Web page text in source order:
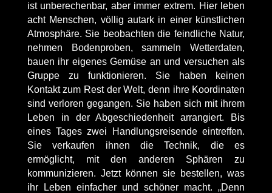
ist unberechenbar, aber immer extrem. Hier leben
acht Menschen, völlig autark in einer künstlichen
Atmosphäre. Sie beobachten die feindliche Natur,
nehmen Bodenproben, sammeln Wetterdaten,
bauen ihr eigenes Gemüse an und versuchen als
Gruppe zu funktionieren. Sie haben keinen
Kontakt zum Rest der Welt, denn ihre Koordinaten
sind verloren gegangen. Sie haben sich mit ihrem
Leben in der Abgeschiedenheit arrangiert. Bis
eines Tages zwei Handlungsreisende eintreffen.
Sie verkaufen ihnen die Technik, die es
ermöglicht, mit den anderen Sphären zu
kommunizieren. Jetzt können sie bestellen, was
ihr Leben einfacher und schöner macht. „Denn